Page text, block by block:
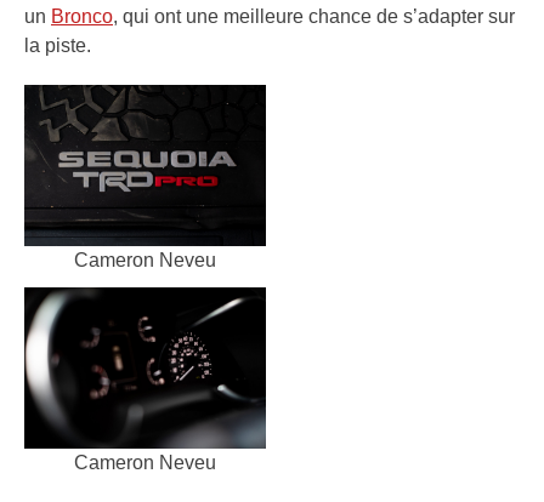
un Bronco, qui ont une meilleure chance de s’adapter sur
la piste.
Cameron Neveu
Cameron Neveu